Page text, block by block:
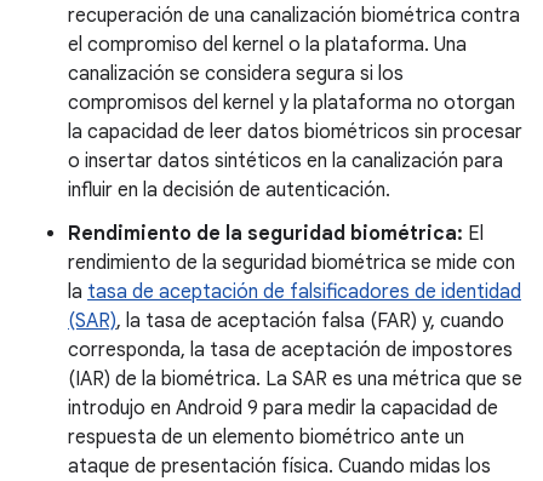
recuperación de una canalización biométrica contra
el compromiso del kernel o la plataforma. Una
canalización se considera segura si los
compromisos del kernel y la plataforma no otorgan
la capacidad de leer datos biométricos sin procesar
o insertar datos sintéticos en la canalización para
influir en la decisión de autenticación.
Rendimiento de la seguridad biométrica: El
rendimiento de la seguridad biométrica se mide con
la tasa de aceptación de falsificadores de identidad
(SAR), la tasa de aceptación falsa (FAR) y, cuando
corresponda, la tasa de aceptación de impostores
(IAR) de la biométrica. La SAR es una métrica que se
introdujo en Android 9 para medir la capacidad de
respuesta de un elemento biométrico ante un
ataque de presentación física. Cuando midas los